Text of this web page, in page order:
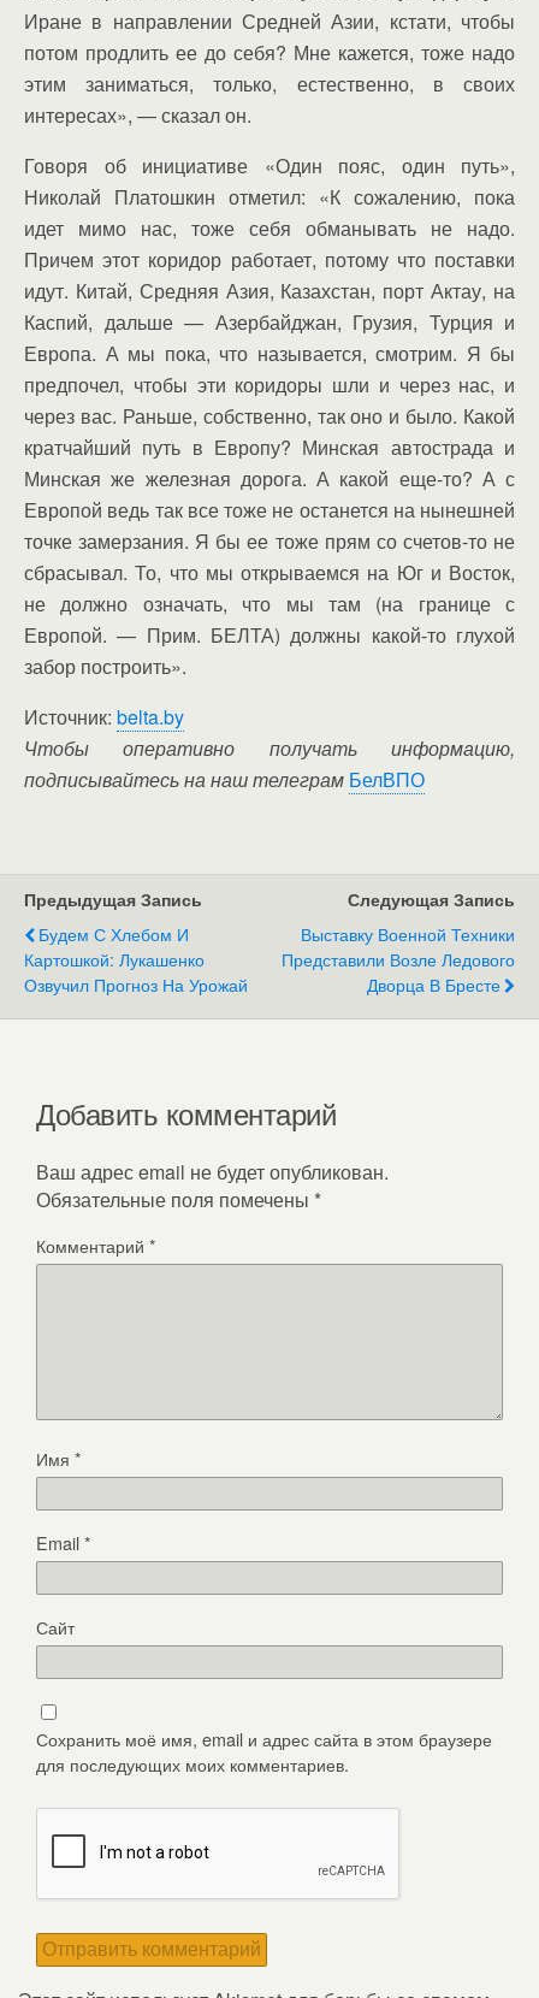
Иране в направлении Средней Азии, кстати, чтобы
потом продлить ее до себя? Мне кажется, тоже надо
этим заниматься, только, естественно, в своих
интересах», — сказал он.
Говоря об инициативе «Один пояс, один путь»,
Николай Платошкин отметил: «К сожалению, пока
идет мимо нас, тоже себя обманывать не надо.
Причем этот коридор работает, потому что поставки
идут. Китай, Средняя Азия, Казахстан, порт Актау, на
Каспий, дальше — Азербайджан, Грузия, Турция и
Европа. А мы пока, что называется, смотрим. Я бы
предпочел, чтобы эти коридоры шли и через нас, и
через вас. Раньше, собственно, так оно и было. Какой
кратчайший путь в Европу? Минская автострада и
Минская же железная дорога. А какой еще-то? А с
Европой ведь так все тоже не останется на нынешней
точке замерзания. Я бы ее тоже прям со счетов-то не
сбрасывал. То, что мы открываемся на Юг и Восток,
не должно означать, что мы там (на границе с
Европой. — Прим. БЕЛТА) должны какой-то глухой
забор построить».
Источник: belta.by
Чтобы оперативно получать информацию,
подписывайтесь на наш телеграм БелВПО
Предыдущая Запись
Будем С Хлебом И
Картошкой: Лукашенко
Озвучил Прогноз На Урожай
Следующая Запись
Выставку Военной Техники
Представили Возле Ледового
Дворца В Бресте
Добавить комментарий
Ваш адрес email не будет опубликован.
Обязательные поля помечены *
Комментарий *
Имя *
Email*
Сайт
Сохранить моё имя, email и адрес сайта в этом браузере
для последующих моих комментариев.